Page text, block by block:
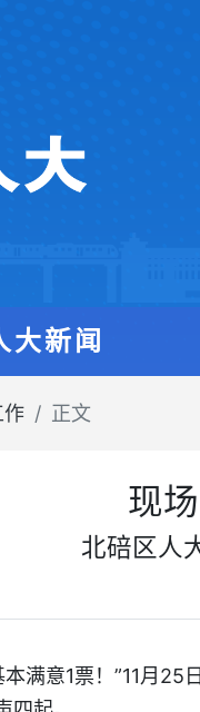
大新闻
作 正文
现
北碚区人
满意1票！”11月